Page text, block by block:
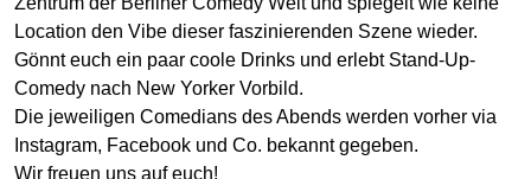
Location den Vibe dieser faszinierenden Szene wieder.
Gönnt euch ein paar coole Drinks und erlebt Stand-Up-
Comedy nach New Yorker Vorbild.
Die jeweiligen Comedians des Abends werden vorher via
Instagram, Facebook und Co. bekannt gegeben.
Wir freuen uns auf euch!